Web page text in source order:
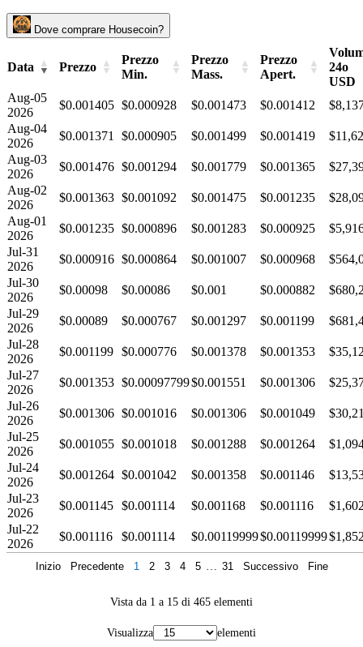
Dove comprare Housecoin?
Data Prezzo
Prezzo
Min.
Prezzo
Mass.
Prezzo
Apert.
24o
USD
Aug-05
2026
$0.001405 $0.000928 $0.001473 $0.001412
Aug-04
2026
$0.001371 $0.000905 $0.001499 $0.001419
Aug-03
2026
$0.001476 $0.001294 $0.001779 $0.001365
Aug-02
2026
$0.001363 $0.001092 $0.001475 $0.001235
Aug-01
2026
$0.001235 $0.000896 $0.001283 $0.000925
Jul-31
2026
$0.000916 $0.000864 $0.001007 $0.000968
Jul-30
2026
$0.00098 $0.00086 $0.001 $0.000882
Jul-29
2026
$0.00089 $0.000767 $0.001297 $0.001199
Jul-28
2026
$0.001199 $0.000776 $0.001378 $0.001353
Jul-27
2026
$0.001353 $0.00097799$0.001551 $0.001306
Jul-26
2026
$0.001306 $0.001016 $0.001306 $0.001049
Jul-25
2026
$0.001055 $0.001018 $0.001288 $0.001264
Jul-24
2026
$0.001264 $0.001042 $0.001358 $0.001146
Jul-23
2026
$0.001145 $0.001114 $0.001168 $0.001116
Jul-22
2026
$0.001116 $0.001114 $0.00119999$0.00119999
Vista da 1 a 15 di 465 elementi
Visualizza elementi
Inizio Precedente 1 2 3 4 5 31 Successivo Fine